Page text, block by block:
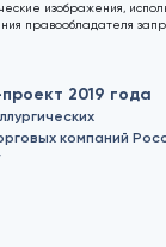
изображения,
правообладателя
2019 года
компаний